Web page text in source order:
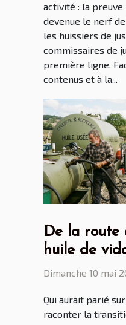
activité : la
devenue le nerf
les huissiers de
commissaires de
première ligne.
contenus et à la...
De la route
huile de
d'une
Dimanche 10 mai
Qui aurait parié
raconter la